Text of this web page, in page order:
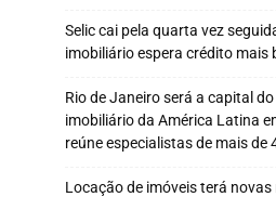
Selic cai pela quarta vez
imobiliário espera crédito mais
Rio de Janeiro será a capital
imobiliário da América Latina
reúne especialistas de mais de
Locação de imóveis terá